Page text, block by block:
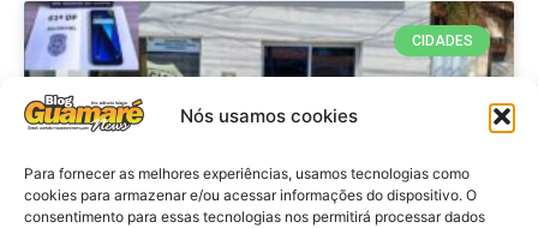
Nós usamos cookies
Para fornecer as melhores experiências, usamos tecnologias como
cookies para armazenar e/ou acessar informações do dispositivo. O
consentimento para essas tecnologias nos permitirá processar dados
CIDADES